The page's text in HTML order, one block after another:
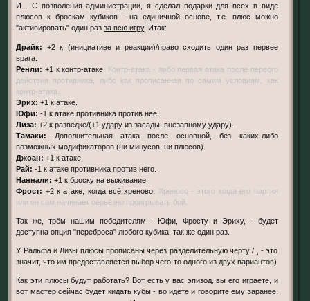
И... С позволения администрации, я сделал подарки для всех в виде
плюсов к броскам кубиков - на единичной основе, т.е. плюс можно
"активировать" один разза всю игру. Итак:
Драйк:
+2 к (инициативе и реакции)/право сходить один раз первее
врага.
Ренли: +1 к контр-атаке. Контр-атака - либо первая атака после первого
действия противника, либо как прописанная по самим условиям, как
контр-атака.
Эрих: +1 к атаке.
Юфи: -1 к атаке противника против неё.
Лиза: +2 к разведке/(+1 удару из засады, внезапному удару).
Тамаки:
Дополнительная атака после основной, без каких-либо
возможных модификаторов (ни минусов, ни плюсов).
Джоан: +1 к атаке.
Рай: -1 к атаке противника против него.
Наннали: +1 к броску на выживание.
Фрост: +2 к атаке, когда всё хреново.
Хреново - этого когда его партия
или он сам начинает серьёзно проигрывать бой.
Так же, трём нашим победителям - Юфи, Фросту и Эриху, - будет
доступна опция "переброса" любого кубика, так же один раз.
У Ральфа и Лизы плюсы прописаны через разделительную черту / , - это
значит, что им предоставляется выбор чего-то одного из двух вариантов)
Как эти плюсы будут работать? Вот есть у вас эпизод, вы его играете, и
вот мастер сейчас будет кидать кубы - во идёте и говорите ему заранее,